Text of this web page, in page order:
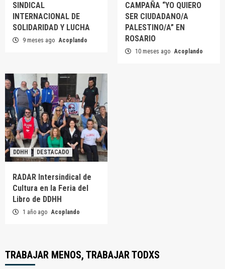
SINDICAL
INTERNACIONAL DE
SOLIDARIDAD Y LUCHA
9 meses ago Acoplando
CAMPAÑA “YO QUIERO
SER CIUDADANO/A
PALESTINO/A” EN
ROSARIO
10 meses ago Acoplando
DDHH DESTACADO
RADAR Intersindical de
Cultura en la Feria del
Libro de DDHH
1 año ago Acoplando
TRABAJAR MENOS, TRABAJAR TODXS